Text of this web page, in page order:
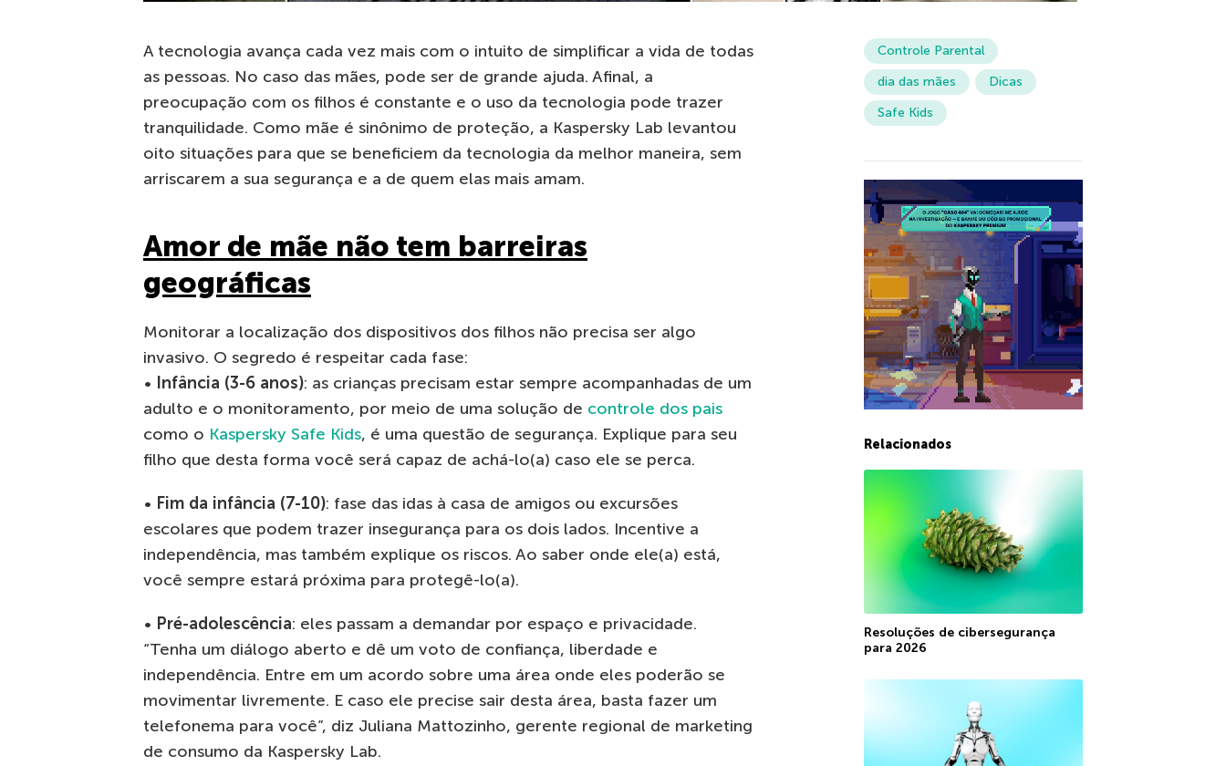
A tecnologia avança cada vez mais com o intuito de simplificar a vida de todas
as pessoas. No caso das mães, pode ser de grande ajuda. Afinal, a
preocupação com os filhos é constante e o uso da tecnologia pode trazer
tranquilidade. Como mãe é sinônimo de proteção, a Kaspersky Lab levantou
oito situações para que se beneficiem da tecnologia da melhor maneira, sem
arriscarem a sua segurança e a de quem elas mais amam.
Amor de mãe não tem barreiras
geográficas
Monitorar a localização dos dispositivos dos filhos não precisa ser algo
invasivo. O segredo é respeitar cada fase:
• Infância (3-6 anos): as crianças precisam estar sempre acompanhadas de um
adulto e o monitoramento, por meio de uma solução de controle dos pais
como o Kaspersky Safe Kids, é uma questão de segurança. Explique para seu
filho que desta forma você será capaz de achá-lo(a) caso ele se perca.
• Fim da infância (7-10): fase das idas à casa de amigos ou excursões
escolares que podem trazer insegurança para os dois lados. Incentive a
independência, mas também explique os riscos. Ao saber onde ele(a) está,
você sempre estará próxima para protegê-lo(a).
• Pré-adolescência: eles passam a demandar por espaço e privacidade.
“Tenha um diálogo aberto e dê um voto de confiança, liberdade e
independência. Entre em um acordo sobre uma área onde eles poderão se
movimentar livremente. E caso ele precise sair desta área, basta fazer um
telefonema para você”, diz Juliana Mattozinho, gerente regional de marketing
de consumo da Kaspersky Lab.
Controle Parental
dia das mães
Dicas
Safe Kids
Relacionados
Resoluções de cibersegurança
para 2026